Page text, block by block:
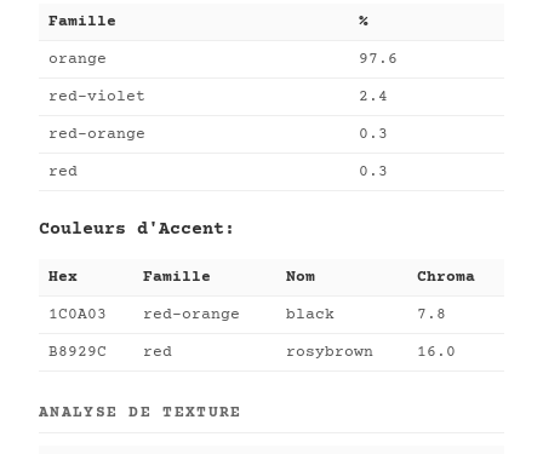
Famille %
orange 97.6
red-violet 2.4
red-orange 0.3
red 0.3
Couleurs d'Accent:
Hex Famille Nom Chroma
1C0A03 red-orange black 7.8
B8929C red rosybrown 16.0
ANALYSE DE TEXTURE